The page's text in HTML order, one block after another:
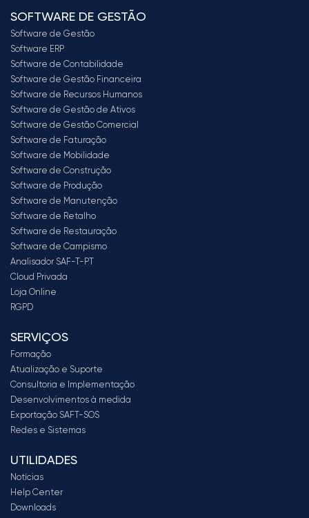
SOFTWARE DE GESTÃO
Software de Gestão
Software ERP
Software de Contabilidade
Software de Gestão Financeira
Software de Recursos Humanos
Software de Gestão de Ativos
Software de Gestão Comercial
Software de Faturação
Software de Mobilidade
Software de Construção
Software de Produção
Software de Manutenção
Software de Retalho
Software de Restauração
Software de Campismo
Analisador SAF-T-PT
Cloud Privada
Loja Online
RGPD
SERVIÇOS
Formação
Atualização e Suporte
Consultoria e Implementação
Desenvolvimentos à medida
Exportação SAFT-SOS
Redes e Sistemas
UTILIDADES
Notícias
Help Center
Downloads